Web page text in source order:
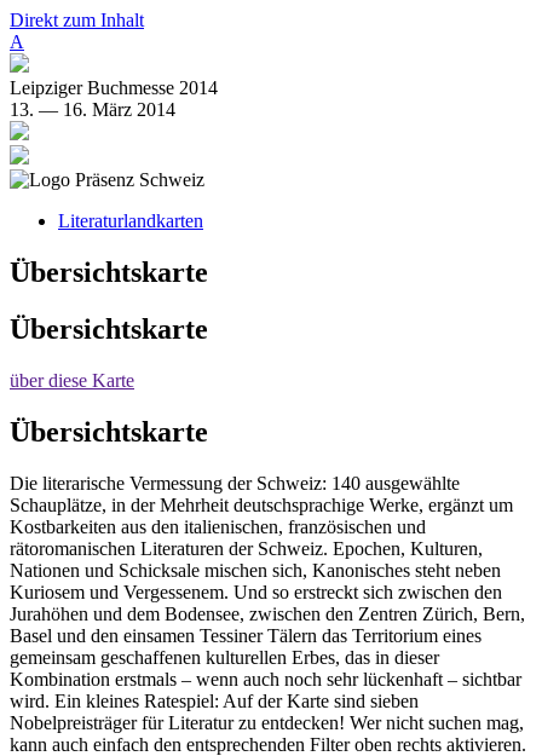
Direkt zum Inhalt
A
Leipziger Buchmesse 2014
13. — 16. März 2014
Literaturlandkarten
Übersichtskarte
Übersichtskarte
über diese Karte
Übersichtskarte
Die literarische Vermessung der Schweiz: 140 ausgewählte
Schauplätze, in der Mehrheit deutschsprachige Werke, ergänzt um
Kostbarkeiten aus den italienischen, französischen und
rätoromanischen Literaturen der Schweiz. Epochen, Kulturen,
Nationen und Schicksale mischen sich, Kanonisches steht neben
Kuriosem und Vergessenem. Und so erstreckt sich zwischen den
Jurahöhen und dem Bodensee, zwischen den Zentren Zürich, Bern,
Basel und den einsamen Tessiner Tälern das Territorium eines
gemeinsam geschaffenen kulturellen Erbes, das in dieser
Kombination erstmals – wenn auch noch sehr lückenhaft – sichtbar
wird. Ein kleines Ratespiel: Auf der Karte sind sieben
Nobelpreisträger für Literatur zu entdecken! Wer nicht suchen mag,
kann auch einfach den entsprechenden Filter oben rechts aktivieren.